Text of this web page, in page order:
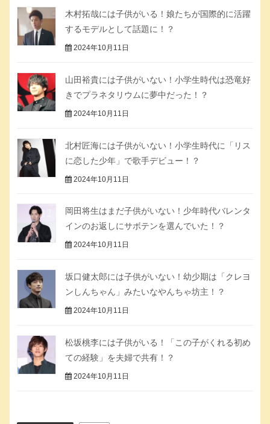
木村拓哉には子供がいる！娘たちが国際的に活躍
するモデルとして話題に！？
2024年10月11日
山田裕貴には子供がいない！小学生時代は恐竜好
きでプラネタリウムに夢中だった！？
2024年10月11日
北村匠海には子供がいない！小学生時代に「リス
に恋した少年」で歌手デビュー！？
2024年10月11日
岡田将生はまだ子供がいない！少年時代バレンタ
インのお返しにサボテンを選んでいた！？
2024年10月11日
坂口健太郎には子供がいない！幼少期は「クレヨ
ンしんちゃん」みたいなやんちゃ坊主！？
2024年10月11日
松坂桃李には子供がいる！「この子がくれる初め
ての経験」を夫婦で共有！？
2024年10月11日